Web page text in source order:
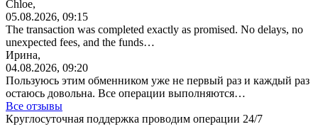
Chloe,
05.08.2026, 09:15
The transaction was completed exactly as promised. No delays, no
unexpected fees, and the funds…
Ирина,
04.08.2026, 09:20
Пользуюсь этим обменником уже не первый раз и каждый раз
остаюсь довольна. Все операции выполняются…
Все отзывы
Круглосуточная поддержка проводим операции 24/7